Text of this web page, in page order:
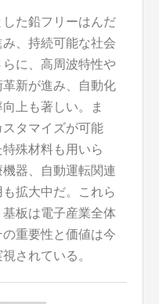
た鉛フリーはんだ
、持続可能な社会
に、高周波特性や
新が進み、自動化
上も著しい。ま
タマイズが可能
殊材料も用いら
器、自動運転関連
拡大中だ。これら
板は電子産業全体
重要性と価値は今
されている。